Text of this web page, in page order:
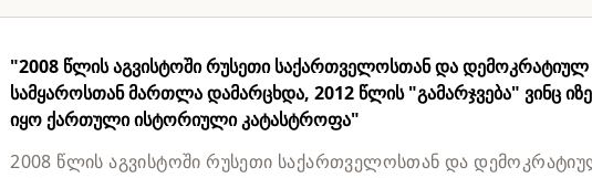
"2008 წლის აგვისტოში რუსეთი საქართველოსთან და დემოკრატიულ
სამყაროსთან მართლა დამარცხდა, 2012 წლის "გამარჯვება" ვინც
იყო ქართული ისტორიული კატასტროფა"
2008 წლის აგვისტოში რუსეთი საქართველოსთან და